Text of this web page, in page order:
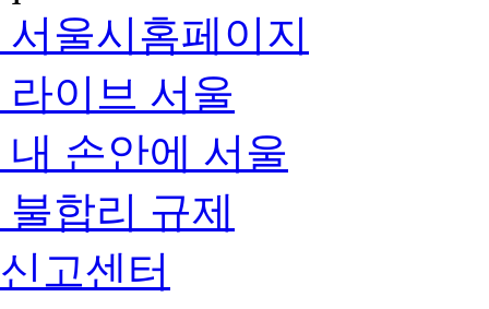
서울시홈페이지
라이브 서울
내 손안에 서울
불합리 규제
신고센터